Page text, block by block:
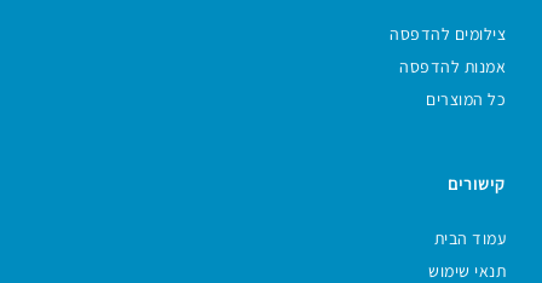
צילומים להדפסה
אמנות להדפסה
כל המוצרים
קישורים
עמוד הבית
תנאי שימוש